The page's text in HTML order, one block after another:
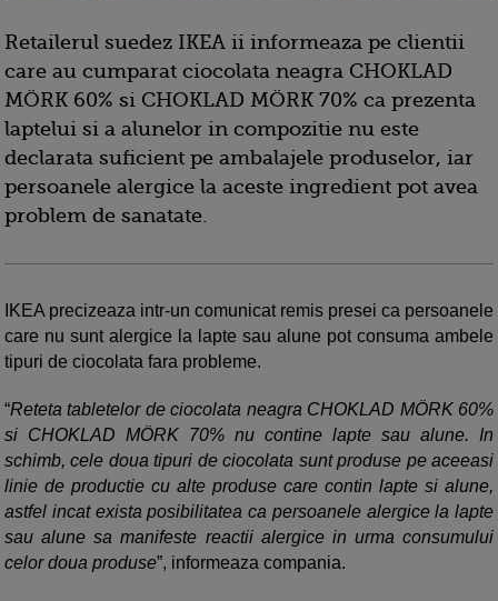
Retailerul suedez IKEA ii informeaza pe clientii
care au cumparat ciocolata neagra CHOKLAD
MÖRK 60% si CHOKLAD MÖRK 70% ca prezenta
laptelui si a alunelor in compozitie nu este
declarata suficient pe ambalajele produselor, iar
persoanele alergice la aceste ingredient pot avea
problem de sanatate.
IKEA precizeaza intr-un comunicat remis presei ca persoanele
care nu sunt alergice la lapte sau alune pot consuma ambele
tipuri de ciocolata fara probleme.
“Reteta tabletelor de ciocolata neagra CHOKLAD MÖRK 60%
si CHOKLAD MÖRK 70% nu contine lapte sau alune. In
schimb, cele doua tipuri de ciocolata sunt produse pe aceeasi
linie de productie cu alte produse care contin lapte si alune,
astfel incat exista posibilitatea ca persoanele alergice la lapte
sau alune sa manifeste reactii alergice in urma consumului
celor doua produse”, informeaza compania.